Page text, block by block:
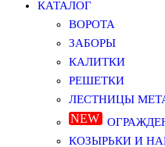
КАТАЛОГ
ВОРОТА
ЗАБОРЫ
КАЛИТКИ
РЕШЕТКИ
ЛЕСТНИЦЫ
КОЗЫРЬКИ И